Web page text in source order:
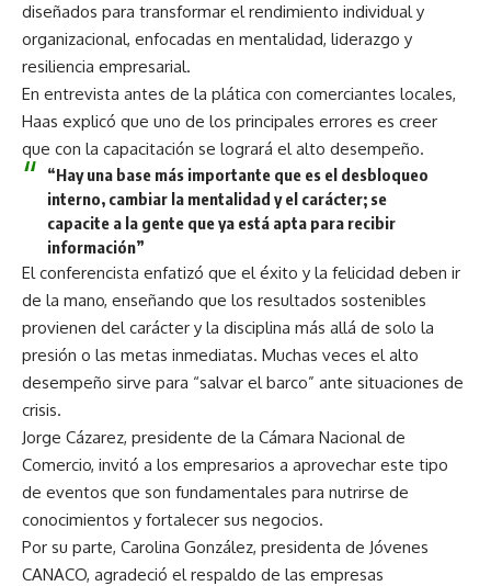
diseñados para transformar el rendimiento individual y
organizacional, enfocadas en mentalidad, liderazgo y
resiliencia empresarial.
En entrevista antes de la plática con comerciantes locales,
Haas explicó que uno de los principales errores es creer
que con la capacitación se logrará el alto desempeño.
“Hay una base más importante que es el desbloqueo
interno, cambiar la mentalidad y el carácter; se
capacite a la gente que ya está apta para recibir
información”
El conferencista enfatizó que el éxito y la felicidad deben ir
de la mano, enseñando que los resultados sostenibles
provienen del carácter y la disciplina más allá de solo la
presión o las metas inmediatas. Muchas veces el alto
desempeño sirve para “salvar el barco” ante situaciones de
crisis.
Jorge Cázarez, presidente de la Cámara Nacional de
Comercio, invitó a los empresarios a aprovechar este tipo
de eventos que son fundamentales para nutrirse de
conocimientos y fortalecer sus negocios.
Por su parte, Carolina González, presidenta de Jóvenes
CANACO, agradeció el respaldo de las empresas